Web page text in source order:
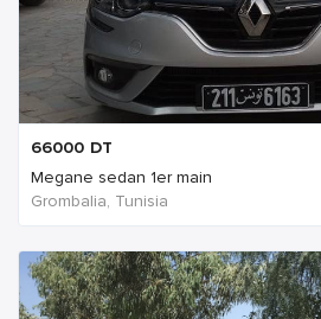
66000 DT
Megane sedan 1er main
Grombalia, Tunisia